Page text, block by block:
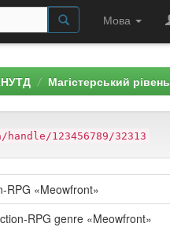
Мова
Магістерський рівень
123456789/32313
RPG «Meowfront»
RPG genre «Meowfront»